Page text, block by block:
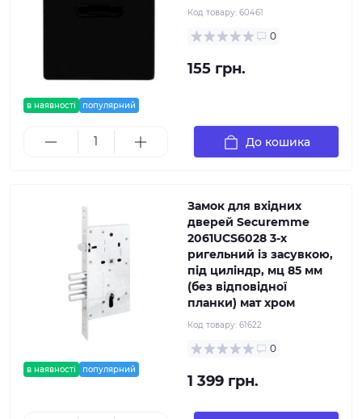
в наявності популярний
Код товару: 60461
0
155 грн.
До кошика
в наявності популярний
Замок для вхідних
дверей Securemme
2061UCS6028 3-х
ригельний із засувкою,
під циліндр, мц 85 мм
(без відповідної
планки) мат хром
Код товару: 61622
0
1 399 грн.